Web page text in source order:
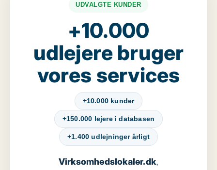
UDVALGTE KUNDER
+10.000
udlejere bruger
vores services
+10.000 kunder
+150.000 lejere i databasen
+1.400 udlejninger årligt
Virksomhedslokaler.dk,